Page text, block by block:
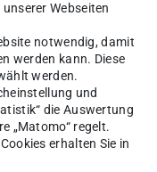
Webseiten
notwendig, damit
werden kann. Diese
werden.
und
die Auswertung
„Matomo“ regelt.
erhalten Sie in